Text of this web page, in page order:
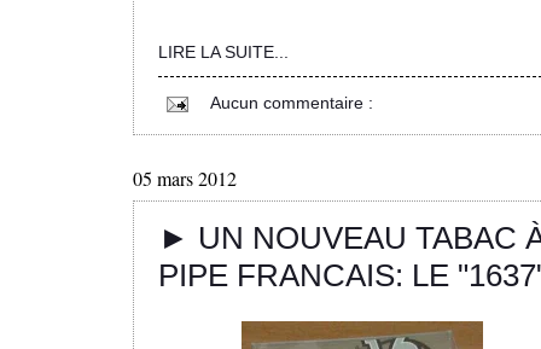
LIRE LA SUITE...
Aucun commentaire :
05 mars 2012
► UN NOUVEAU TABAC
PIPE FRANCAIS: LE